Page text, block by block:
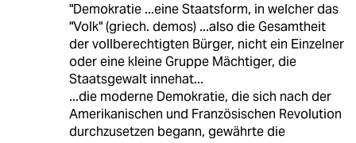
"Demokratie ...eine Staatsform, in welcher das
"Volk" (griech. demos) ...also die Gesamtheit
der vollberechtigten Bürger, nicht ein Einzelner
oder eine kleine Gruppe Mächtiger, die
Staatsgewalt innehat...
...die moderne Demokratie, die sich nach der
Amerikanischen und Französischen Revolution
durchzusetzen begann, gewährte die